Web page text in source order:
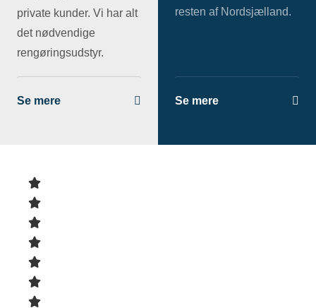
private kunder. Vi har alt
det nødvendige
rengøringsudstyr.
Se mere
resten af Nordsjælland.
Se mere